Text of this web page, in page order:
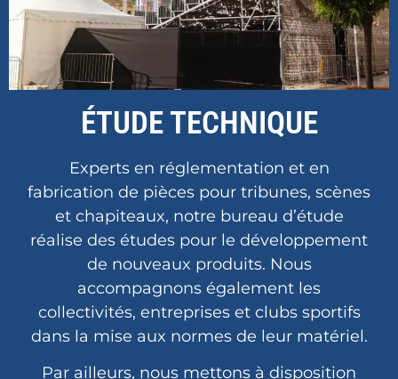
ÉTUDE TECHNIQUE
Experts en réglementation et en
fabrication de pièces pour tribunes, scènes
et chapiteaux, notre bureau d’étude
réalise des études pour le développement
de nouveaux produits. Nous
accompagnons également les
collectivités, entreprises et clubs sportifs
dans la mise aux normes de leur matériel.
Par ailleurs, nous mettons à disposition